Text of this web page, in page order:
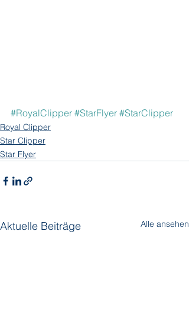
#RoyalClipper #StarFlyer #StarClipper
Royal Clipper
Star Clipper
Star Flyer
Aktuelle Beiträge Alle ansehen